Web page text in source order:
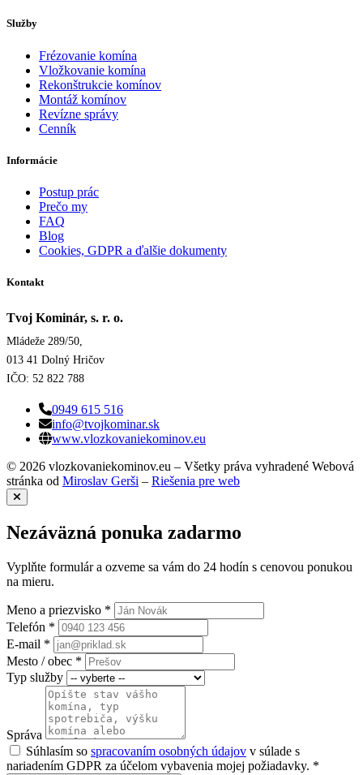
Služby
Frézovanie komína
Vložkovanie komína
Rekonštrukcie komínov
Montáž komínov
Revízne správy
Cenník
Informácie
Postup prác
Prečo my
FAQ
Blog
Cookies, GDPR a ďalšie dokumenty
Kontakt
Tvoj Kominár, s. r. o.
Mládeže 289/50,
013 41 Dolný Hričov
IČO: 52 822 788
0949 615 516
info@tvojkominar.sk
www.vlozkovaniekominov.eu
© 2026 vlozkovaniekominov.eu – Všetky práva vyhradené Webová
stránka od Miroslav Gerši – Riešenia pre web
Nezáväzná ponuka zadarmo
Vyplňte formulár a ozveme sa vám do 24 hodín s cenovou ponukou
na mieru.
Meno a priezvisko *
Telefón *
E-mail *
Mesto / obec *
Typ služby
Správa
Súhlasím so spracovaním osobných údajov v súlade s
nariadením GDPR za účelom vybavenia mojej požiadavky. *